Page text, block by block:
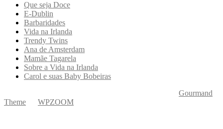
Que seja Doce
E-Dublin
Barbaridades
Vida na Irlanda
Trendy Twins
Ana de Amsterdam
Mamãe Tagarela
Sobre a Vida na Irlanda
Carol e suas Baby Bobeiras
Gourmand
Theme
WPZOOM